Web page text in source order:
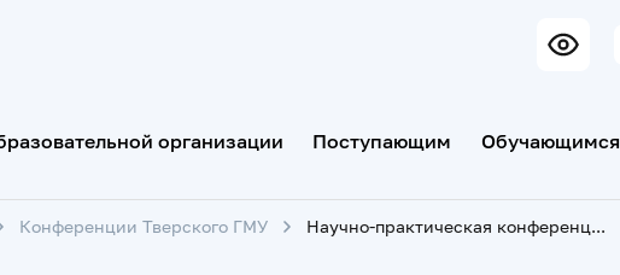
организации Поступающим Обучающимся
Конференции Тверского ГМУ Научно-практическая конференция «Современная стоматология: проблемы, задачи, решения», посвященная 80-летию со дня рождения и 30-летию руководства кафедрой Заслуженного деятеля науки России, профессора А.С. Щербакова